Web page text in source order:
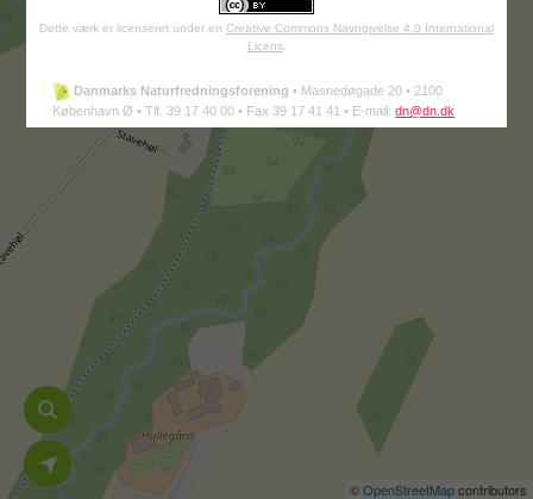
©OpenStreetMapcontributors
Dette værk er licenseret under en Creative Commons Navngivelse 4.0 International
Licens.
Danmarks Naturfredningsforening • Masnedøgade 20 • 2100
København Ø • Tlf. 39 17 40 00 • Fax 39 17 41 41 • E-mail:dn@dn.dk